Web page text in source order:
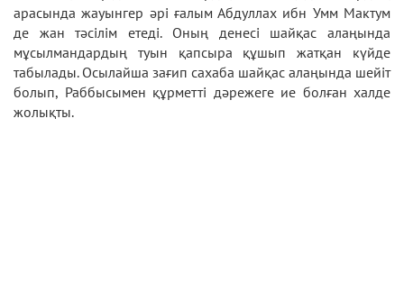
арасында жауынгер әрі ғалым Абдуллах ибн Умм Мактум
де жан тәсілім етеді. Оның денесі шайқас алаңында
мұсылмандардың туын қапсыра құшып жатқан күйде
табылады. Осылайша зағип сахаба шайқас алаңында шейіт
болып, Раббысымен құрметті дәрежеге ие болған халде
жолықты.